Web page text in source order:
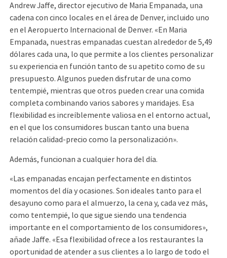
Andrew Jaffe, director ejecutivo de Maria Empanada, una
cadena con cinco locales en el área de Denver, incluido uno
en el Aeropuerto Internacional de Denver. «En Maria
Empanada, nuestras empanadas cuestan alrededor de 5,49
dólares cada una, lo que permite a los clientes personalizar
su experiencia en función tanto de su apetito como de su
presupuesto. Algunos pueden disfrutar de una como
tentempié, mientras que otros pueden crear una comida
completa combinando varios sabores y maridajes. Esa
flexibilidad es increíblemente valiosa en el entorno actual,
en el que los consumidores buscan tanto una buena
relación calidad-precio como la personalización».
Además, funcionan a cualquier hora del día.
«Las empanadas encajan perfectamente en distintos
momentos del día y ocasiones. Son ideales tanto para el
desayuno como para el almuerzo, la cena y, cada vez más,
como tentempié, lo que sigue siendo una tendencia
importante en el comportamiento de los consumidores»,
añade Jaffe. «Esa flexibilidad ofrece a los restaurantes la
oportunidad de atender a sus clientes a lo largo de todo el